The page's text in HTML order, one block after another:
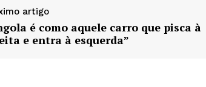
artigo
é como aquele carro que pisca à
e entra à esquerda”